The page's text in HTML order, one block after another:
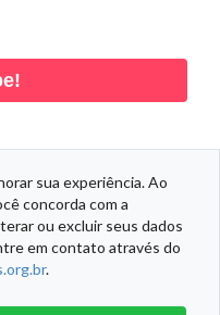
sua experiência. Ao
concorda com a
ou excluir seus dados
em contato através do
.